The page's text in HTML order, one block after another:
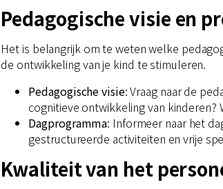
Pedagogische visie en
Het is belangrijk om te weten welke
de ontwikkeling van je kind te stimuleren.
Pedagogische visie: Vraag naar de
cognitieve ontwikkeling van
Dagprogramma: Informeer naar het
gestructureerde activiteiten en vrije
Kwaliteit van het